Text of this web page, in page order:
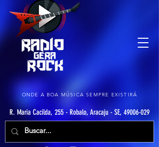
ONDE A BOA MÚSICA SEMPRE EXISTIRÁ
R. Maria Cacilda, 255 - Robalo, Aracaju - SE, 49006-029